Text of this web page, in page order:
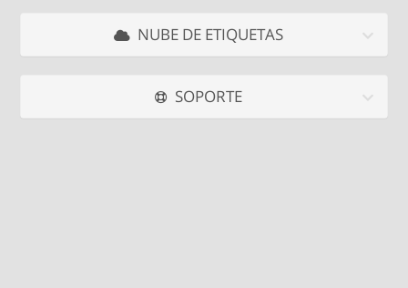
NUBE DE ETIQUETAS
SOPORTE